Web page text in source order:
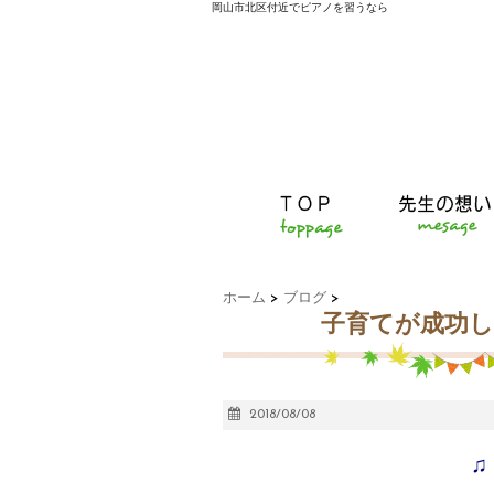
岡山市北区付近でピアノを習うなら
ホーム > ブログ >
子育てが成功
2018/08/08
♫